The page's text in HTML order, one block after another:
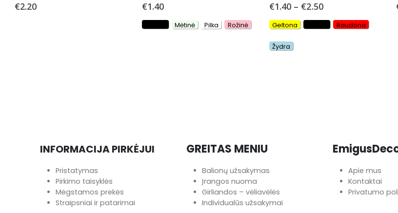
€2.20 €1.40
Mėtinė Pilka Rožinė
€1.40 – €2.50
Geltona Raudona
Žydra
INFORMACIJA PIRKĖJUI
Pristatymas
Pirkimo taisyklės
Mėgstamos prekės
Straipsniai ir patarimai
GREITAS MENIU
Balionų užsakymas
Įrangos nuoma
Girliandos – vėliavėlės
Individualūs užsakymai
Apie mus
Kontaktai
Privatumo